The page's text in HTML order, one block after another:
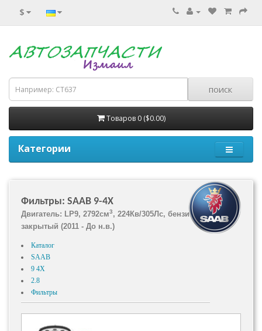
$
Товаров 0 ($0.00)
Категории
Фильтры: SAAB 9-4X
Двигатель: LP9, 2792см3, 224Кв/305Лс, бензин, вездеход
закрытый (2011 - До н.в.)
Каталог
SAAB
9 4X
2.8
Фильтры